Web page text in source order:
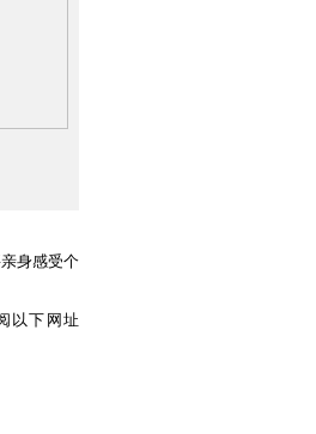
身感受个
以下网址